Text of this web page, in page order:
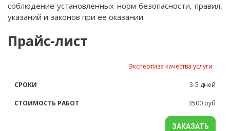
соблюдение установленных норм безопасности, правил,
указаний и законов при ее оказании.
Прайс-лист
СТОИМОСТЬЭкспертиза качества услуги
3-5 дней
3500 руб
ЗАКАЗАТЬ